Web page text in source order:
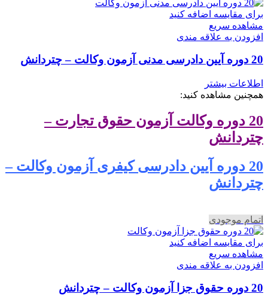
برای مقایسه اضافه کنید
مشاهده سریع
افزودن به علاقه مندی
20 دوره آیین دادرسی مدنی آزمون وکالت – چتردانش
اطلاعات بیشتر
همچنین مشاهده کنید:
20 دوره وکالت آزمون حقوق تجارت –
چتردانش
20 دوره آیین دادرسی کیفری آزمون وکالت –
چتردانش
اتمام موجودی
برای مقایسه اضافه کنید
مشاهده سریع
افزودن به علاقه مندی
20 دوره حقوق جزا آزمون وکالت – چتردانش